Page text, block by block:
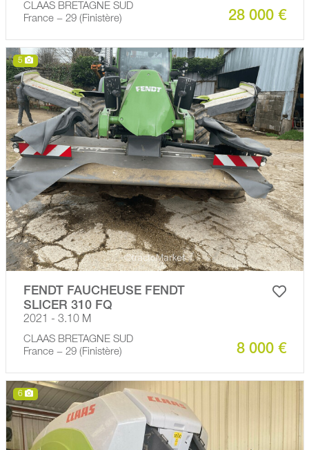
CLAAS BRETAGNE SUD
France − 29 (Finistère)
28 000 €
5
FENDT FAUCHEUSE FENDT
SLICER 310 FQ
2021 - 3.10 M
CLAAS BRETAGNE SUD
France − 29 (Finistère)
8 000 €
6